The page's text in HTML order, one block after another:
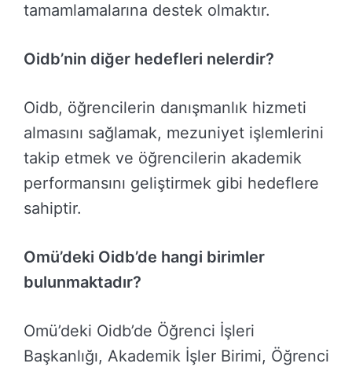
tamamlamalarına destek olmaktır.
Oidb’nin diğer hedefleri nelerdir?
Oidb, öğrencilerin danışmanlık hizmeti
almasını sağlamak, mezuniyet işlemlerini
takip etmek ve öğrencilerin akademik
performansını geliştirmek gibi hedeflere
sahiptir.
Omü’deki Oidb’de hangi birimler
bulunmaktadır?
Omü’deki Oidb’de Öğrenci İşleri
Başkanlığı, Akademik İşler Birimi, Öğrenci